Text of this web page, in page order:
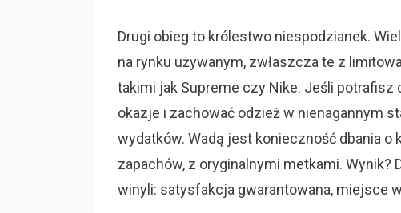
Drugi obieg to królestwo niespodzianek.
na rynku używanym, zwłaszcza te z
takimi jak Supreme czy Nike. Jeśli potrafisz
okazje i zachować odzież w nienagannym
wydatków. Wadą jest konieczność dbania
zapachów, z oryginalnymi metkami.
winyli: satysfakcja gwarantowana, miejsce